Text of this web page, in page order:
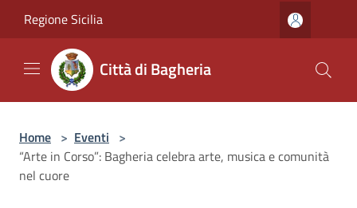
Regione Sicilia
Città di Bagheria
Home > Eventi >
“Arte in Corso”: Bagheria celebra arte, musica e comunità
nel cuore